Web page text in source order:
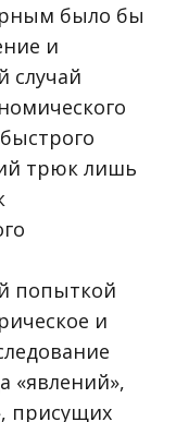
было бы
и
случай
трюк лишь
попыткой
и
«явлений»,
присущих